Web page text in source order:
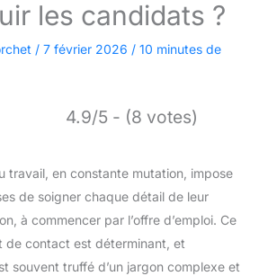
les candidats ?
/ 7 février 2026 / 10 minutes de
4.9/5 - (8 votes)
travail, en constante mutation, impose
de soigner chaque détail de leur
à commencer par l’offre d’emploi. Ce
de contact est déterminant, et
souvent truffé d’un jargon complexe et